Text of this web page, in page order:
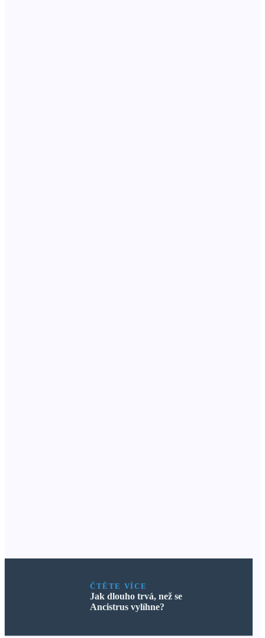
ČTĚTE VÍCE
Jak dlouho trvá, než se
Ancistrus vylíhne?